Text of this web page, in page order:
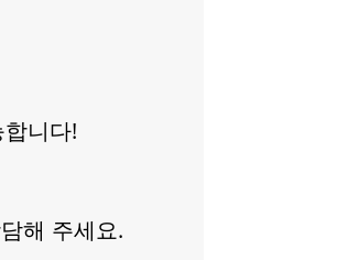
니다!
해 주세요.